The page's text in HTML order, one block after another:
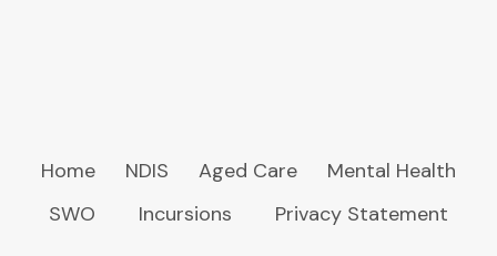
Home NDIS Aged Care
Mental Health
SWO
Incursions Privacy Statement